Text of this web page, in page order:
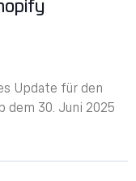
Update für den
dem 30. Juni 2025